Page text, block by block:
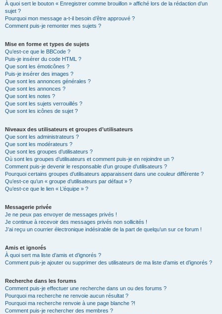
À quoi sert le bouton « Enregistrer comme brouillon » affiché lors de la rédaction d’un
sujet ?
Pourquoi mon message a-t-il besoin d’être approuvé ?
Comment puis-je remonter mes sujets ?
Mise en forme et types de sujets
Qu’est-ce que le BBCode ?
Puis-je insérer du code HTML ?
Que sont les émoticônes ?
Puis-je insérer des images ?
Que sont les annonces générales ?
Que sont les annonces ?
Que sont les notes ?
Que sont les sujets verrouillés ?
Que sont les icônes de sujet ?
Niveaux des utilisateurs et groupes d’utilisateurs
Que sont les administrateurs ?
Que sont les modérateurs ?
Que sont les groupes d’utilisateurs ?
Où sont les groupes d’utilisateurs et comment puis-je en rejoindre un ?
Comment puis-je devenir le responsable d’un groupe d’utilisateurs ?
Pourquoi certains groupes d’utilisateurs apparaissent dans une couleur différente ?
Qu’est-ce qu’un « groupe d’utilisateurs par défaut » ?
Qu’est-ce que le lien « L’équipe » ?
Messagerie privée
Je ne peux pas envoyer de messages privés !
Je continue à recevoir des messages privés non sollicités !
J’ai reçu un courrier électronique indésirable de la part de quelqu’un sur ce forum !
Amis et ignorés
À quoi sert ma liste d’amis et d’ignorés ?
Comment puis-je ajouter ou supprimer des utilisateurs de ma liste d’amis et d’ignorés ?
Recherche dans les forums
Comment puis-je effectuer une recherche dans un ou des forums ?
Pourquoi ma recherche ne renvoie aucun résultat ?
Pourquoi ma recherche renvoie à une page blanche ?!
Comment puis-je rechercher des membres ?